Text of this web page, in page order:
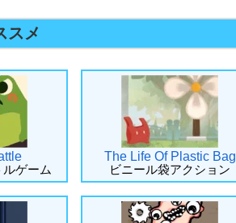
スメ
ゲーム
The Life Of Plastic Bag
ビニール袋アクション